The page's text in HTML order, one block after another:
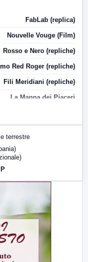
FabLab (replica)
Nouvelle Vouge (Film)
Rosso e Nero (repliche)
Red Roger (repliche)
Fili Meridiani (repliche)
La Mappa dei Piaceri
LabNews (replica)
terrestre